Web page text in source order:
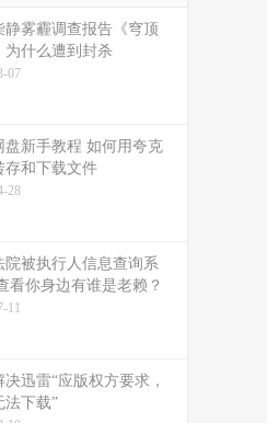
静雾霾调查报告《穹顶
为什么遭到封杀
07
盘新手教程 如何用夸克
存和下载文件
28
院被执行人信息查询系
看你身边有谁是老赖？
11
决迅雷“应版权方要求，
法下载”